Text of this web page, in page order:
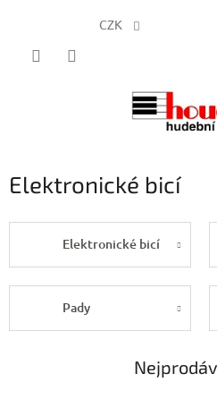
CZK
Elektronické bicí
Elektronické bicí
Pady